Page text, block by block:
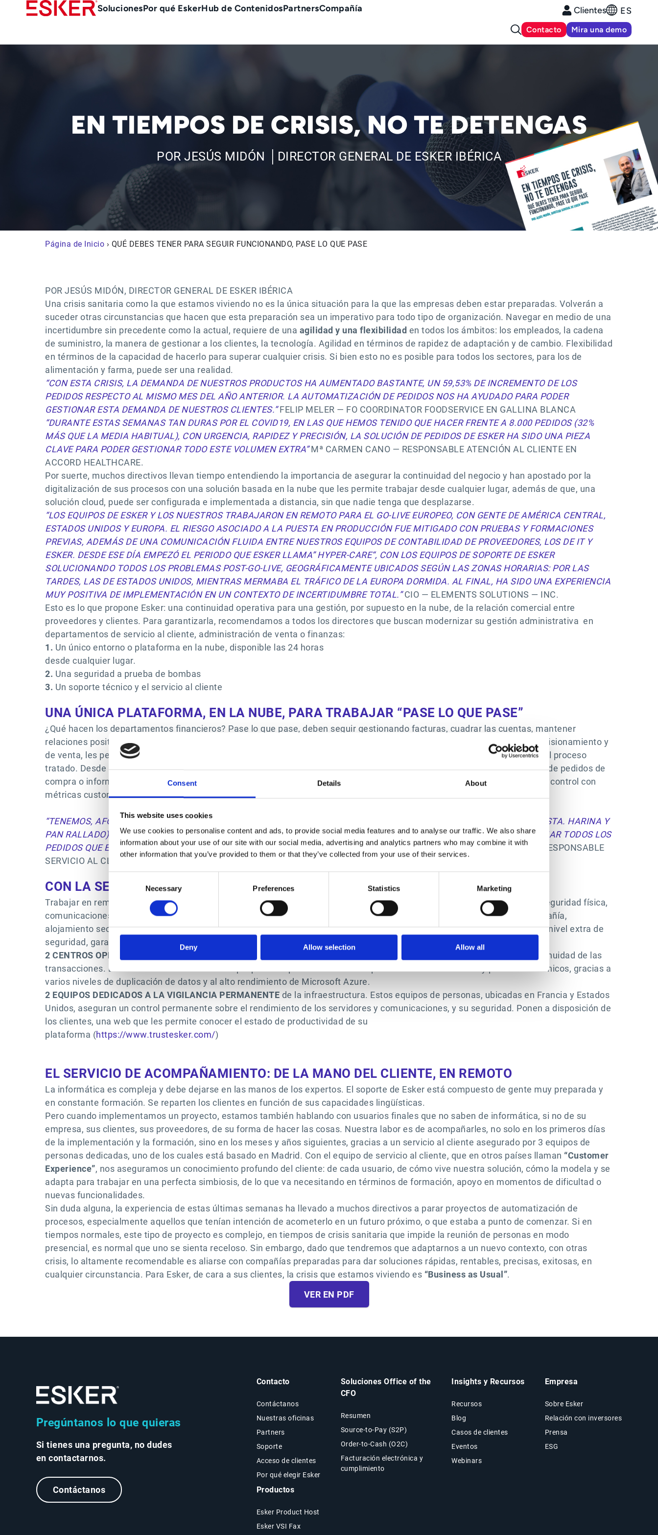
Consent Details About
This website uses cookies
We use cookies to personalise content and ads, to provide social media features and to analyse our traffic. We also share
information about your use of our site with our social media, advertising and analytics partners who may combine it with
other information that you’ve provided to them or that they’ve collected from your use of their services.
Selection
Necessary Preferences Statistics Marketing
Deny Allow selection Allow all
content
Main
SolucionesPor qué EskerHub de ContenidosPartnersCompañía Clientes ES
Contacto Mira una demo
EN TIEMPOS DE CRISIS, NO TE DETENGAS
POR JESÚS MIDÓN │DIRECTOR GENERAL DE ESKER IBÉRICA
Página de Inicio › QUÉ DEBES TENER PARA SEGUIR FUNCIONANDO, PASE LO QUE PASE
POR JESÚS MIDÓN, DIRECTOR GENERAL DE ESKER IBÉRICA
Una crisis sanitaria como la que estamos viviendo no es la única situación para la que las empresas deben estar preparadas. Volverán a
suceder otras circunstancias que hacen que esta preparación sea un imperativo para todo tipo de organización. Navegar en medio de una
incertidumbre sin precedente como la actual, requiere de una agilidad y una flexibilidad en todos los ámbitos: los empleados, la cadena
de suministro, la manera de gestionar a los clientes, la tecnología. Agilidad en términos de rapidez de adaptación y de cambio. Flexibilidad
en términos de la capacidad de hacerlo para superar cualquier crisis. Si bien esto no es posible para todos los sectores, para los de
alimentación y farma, puede ser una realidad.
“CON ESTA CRISIS, LA DEMANDA DE NUESTROS PRODUCTOS HA AUMENTADO BASTANTE, UN 59,53% DE INCREMENTO DE LOS
PEDIDOS RESPECTO AL MISMO MES DEL AÑO ANTERIOR. LA AUTOMATIZACIÓN DE PEDIDOS NOS HA AYUDADO PARA PODER
GESTIONAR ESTA DEMANDA DE NUESTROS CLIENTES.”FELIP MELER — FO COORDINATOR FOODSERVICE EN GALLINA BLANCA
“DURANTE ESTAS SEMANAS TAN DURAS POR EL COVID19, EN LAS QUE HEMOS TENIDO QUE HACER FRENTE A 8.000 PEDIDOS (32%
MÁS QUE LA MEDIA HABITUAL), CON URGENCIA, RAPIDEZ Y PRECISIÓN, LA SOLUCIÓN DE PEDIDOS DE ESKER HA SIDO UNA PIEZA
CLAVE PARA PODER GESTIONAR TODO ESTE VOLUMEN EXTRA”Mª CARMEN CANO — RESPONSABLE ATENCIÓN AL CLIENTE EN
ACCORD HEALTHCARE.
Por suerte, muchos directivos llevan tiempo entendiendo la importancia de asegurar la continuidad del negocio y han apostado por la
digitalización de sus procesos con una solución basada en la nube que les permite trabajar desde cualquier lugar, además de que, una
solución cloud, puede ser configurada e implementada a distancia, sin que nadie tenga que desplazarse.
“LOS EQUIPOS DE ESKER Y LOS NUESTROS TRABAJARON EN REMOTO PARA EL GO-LIVE EUROPEO, CON GENTE DE AMÉRICA CENTRAL,
ESTADOS UNIDOS Y EUROPA. EL RIESGO ASOCIADO A LA PUESTA EN PRODUCCIÓN FUE MITIGADO CON PRUEBAS Y FORMACIONES
PREVIAS, ADEMÁS DE UNA COMUNICACIÓN FLUIDA ENTRE NUESTROS EQUIPOS DE CONTABILIDAD DE PROVEEDORES, LOS DE IT Y
ESKER. DESDE ESE DÍA EMPEZÓ EL PERIODO QUE ESKER LLAMA” HYPER-CARE“, CON LOS EQUIPOS DE SOPORTE DE ESKER
SOLUCIONANDO TODOS LOS PROBLEMAS POST-GO-LIVE, GEOGRÁFICAMENTE UBICADOS SEGÚN LAS ZONAS HORARIAS: POR LAS
TARDES, LAS DE ESTADOS UNIDOS, MIENTRAS MERMABA EL TRÁFICO DE LA EUROPA DORMIDA. AL FINAL, HA SIDO UNA EXPERIENCIA
MUY POSITIVA DE IMPLEMENTACIÓN EN UN CONTEXTO DE INCERTIDUMBRE TOTAL.”CIO — ELEMENTS SOLUTIONS — INC.
Esto es lo que propone Esker: una continuidad operativa para una gestión, por supuesto en la nube, de la relación comercial entre
proveedores y clientes. Para garantizarla, recomendamos a todos los directores que buscan modernizar su gestión administrativa en
departamentos de servicio al cliente, administración de venta o finanzas:
1. Un único entorno o plataforma en la nube, disponible las 24 horas
desde cualquier lugar.
2. Una seguridad a prueba de bombas
3. Un soporte técnico y el servicio al cliente
UNA ÚNICA PLATAFORMA, EN LA NUBE, PARA TRABAJAR “PASE LO QUE PASE”
¿Qué hacen los departamentos financieros? Pase lo que pase, deben seguir gestionando facturas, cuadrar las cuentas, mantener
relaciones positivas con proveedores y clientes. Una plataforma como Esker, que cubre la gestión entera del ciclo de aprovisionamiento y
de venta, les permite gestionar, validar, consultar, archivar y recuperar facturas y cualquier otro tipo de documento según el proceso
tratado. Desde el portal o desde una APP para pedidos, facturas o gastos, los usuarios pueden seguir el estado de gestión de pedidos de
compra o informes de gastos; validar, retener o reenviar facturas para su revisión, monitorizar los KPIs desde un cuadro de control con
métricas customizables.
“TENEMOS, AFORTUNADAMENTE, MUCHO TRABAJO YA QUE NUESTROS PRODUCTOS SON DE PRIMERA NECESIDAD (PASTA. HARINA Y
PAN RALLADO) Y LA DEMANDA ES DESORBITADA… AFORTUNADAMENTE CONTAMOS CON ESKER PARA PODER GESTIONAR TODOS LOS
PEDIDOS QUE ESTAMOS RECIBIENDO. NO QUIERO NI PENSAR QUE SERÍA DE ESTA CRISIS SIN ELLOS”SILVIA LÁZARO — RESPONSABLE
SERVICIO AL CLIENTE EN PASTAS GALLO
CON LA SEGURIDAD NO SE JUEGA
Trabajar en remoto requiere la garantía de que los datos viajen y se alojen de forma segura. Además de las garantías de seguridad física,
comunicaciones via VPN, firewalls, formación continua de todos los empleados sobre las normas de Seguridad de la compañía,
alojamiento securizado de datos, etc., Esker incorpora funciones en sus infraestructuras que dotan a sus soluciones de un nivel extra de
seguridad, garantizando la operatividad frente a cualquier eventualidad.
2 CENTROS OPERATIVOS INDEPENDIENTES
en sitios diferentes para monitorizar de forma continua el rendimiento y continuidad de las
transacciones. Es un sistema de redundancia que permite que Esker continúe operando incluso cuando hay problemas técnicos, gracias a
varios niveles de duplicación de datos y al alto rendimiento de Microsoft Azure.
2 EQUIPOS DEDICADOS A LA VIGILANCIA PERMANENTE de la infraestructura. Estos equipos de personas, ubicadas en Francia y Estados
Unidos, aseguran un control permanente sobre el rendimiento de los servidores y comunicaciones, y su seguridad. Ponen a disposición de
los clientes, una web que les permite conocer el estado de productividad de su
plataforma (https://www.trustesker.com/)
EL SERVICIO DE ACOMPAÑAMIENTO: DE LA MANO DEL CLIENTE, EN REMOTO
La informática es compleja y debe dejarse en las manos de los expertos. El soporte de Esker está compuesto de gente muy preparada y
en constante formación. Se reparten los clientes en función de sus capacidades lingüísticas.
Pero cuando implementamos un proyecto, estamos también hablando con usuarios finales que no saben de informática, si no de su
empresa, sus clientes, sus proveedores, de su forma de hacer las cosas. Nuestra labor es de acompañarles, no solo en los primeros días
de la implementación y la formación, sino en los meses y años siguientes, gracias a un servicio al cliente asegurado por 3 equipos de
personas dedicadas, uno de los cuales está basado en Madrid. Con el equipo de servicio al cliente, que en otros países llaman “Customer
Experience”, nos aseguramos un conocimiento profundo del cliente: de cada usuario, de cómo vive nuestra solución, cómo la modela y se
adapta para trabajar en una perfecta simbiosis, de lo que va necesitando en términos de formación, apoyo en momentos de dificultad o
nuevas funcionalidades.
Sin duda alguna, la experiencia de estas últimas semanas ha llevado a muchos directivos a parar proyectos de automatización de
procesos, especialmente aquellos que tenían intención de acometerlo en un futuro próximo, o que estaba a punto de comenzar. Si en
tiempos normales, este tipo de proyecto es complejo, en tiempos de crisis sanitaria que impide la reunión de personas en modo
presencial, es normal que uno se sienta receloso. Sin embargo, dado que tendremos que adaptarnos a un nuevo contexto, con otras
crisis, lo altamente recomendable es aliarse con compañías preparadas para dar soluciones rápidas, rentables, precisas, exitosas, en
cualquier circunstancia. Para Esker, de cara a sus clientes, la crisis que estamos viviendo es “Business as Usual”.
VER EN PDF
Pregúntanos lo que quieras
Si tienes una pregunta, no dudes
en contactarnos.
Contáctanos
Contacto
Contáctanos
Nuestras oficinas
Partners
Soporte
Acceso de clientes
Por qué elegir Esker
Soluciones Office of the
CFO
Resumen
Source-to-Pay (S2P)
Order-to-Cash (O2C)
Facturación electrónica y
cumplimiento
Insights y Recursos
Recursos
Blog
Casos de clientes
Eventos
Webinars
Empresa
Sobre Esker
Relación con inversores
Prensa
ESG
Productos
Esker Product Host
Esker VSI Fax